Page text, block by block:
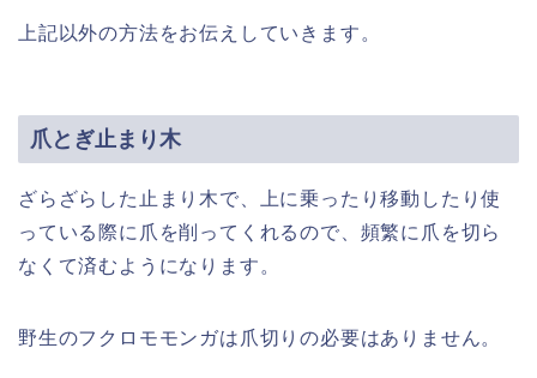
上記以外の方法をお伝えしていきます。
爪とぎ止まり木
ざらざらした止まり木で、上に乗ったり移動したり使
っている際に爪を削ってくれるので、頻繁に爪を切ら
なくて済むようになります。
野生のフクロモモンガは爪切りの必要はありません。